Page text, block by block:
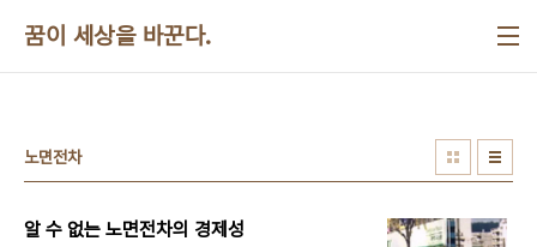
꿈이 세상을 바꾼다.
노면전차
알 수 없는 노면전차의 경제성